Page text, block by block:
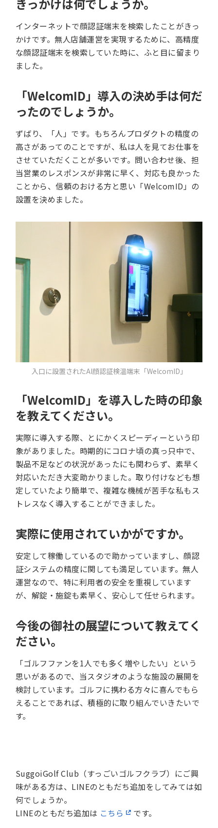
きっかけは何でしょうか。
インターネットで顔認証端末を検索したことがきっ
かけです。無人店舗運営を実現するために、高精度
な顔認証端末を検索していた時に、ふと目に留まり
ました。
「WelcomID」導入の決め手は何だ
ったのでしょうか。
ずばり、「人」です。もちろんプロダクトの精度の
高さがあってのことですが、私は人を見てお仕事を
させていただくことが多いです。問い合わせ後、担
当営業のレスポンスが非常に早く、対応も良かった
ことから、信頼のおける方と思い「WelcomID」の
設置を決めました。
入口に設置されたAI顔認証検温端末「WelcomID」
「WelcomID」を導入した時の印象
を教えてください。
実際に導入する際、とにかくスピーディーという印
象がありました。時期的にコロナ頃の真っ只中で、
製品不足などの状況があったにも関わらず、素早く
対応いただき大変助かりました。取り付けなども想
定していたより簡単で、複雑な機械が苦手な私もス
トレスなく導入することができました。
実際に使用されていかがですか。
安定して稼働しているので助かっていますし、顔認
証システムの精度に関しても満足しています。無人
運営なので、特に利用者の安全を重視しています
が、解錠・施錠も素早く、安心して任せられます。
今後の御社の展望について教えてく
ださい。
「ゴルフファンを1人でも多く増やしたい」という
思いがあるので、当スタジオのような施設の展開を
検討しています。ゴルフに携わる方々に喜んでもら
えることであれば、積極的に取り組んでいきたいで
す。
SuggoiGolf Club（すっごいゴルフクラブ）にご興
味がある方は、LINEのともだち追加をしてみては如
何でしょうか。
LINEのともだち追加は こちら です。